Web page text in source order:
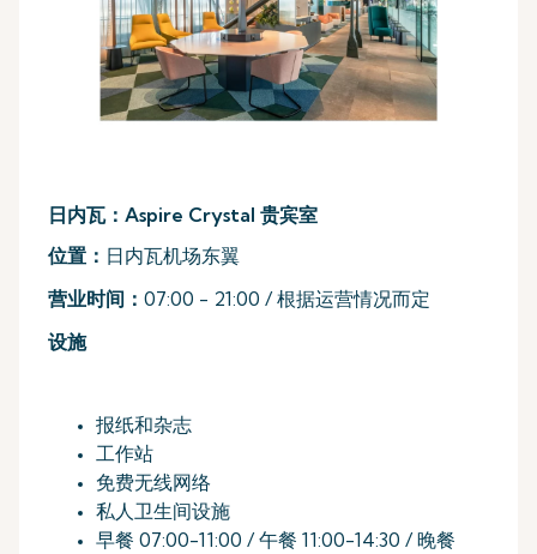
日内瓦：Aspire Crystal 贵宾室
位置： 日内瓦机场东翼
营业时间： 07:00 - 21:00 / 根据运营情况而定
设施
报纸和杂志
工作站
免费无线网络
私人卫生间设施
早餐 07:00-11:00 / 午餐 11:00-14:30 / 晚餐